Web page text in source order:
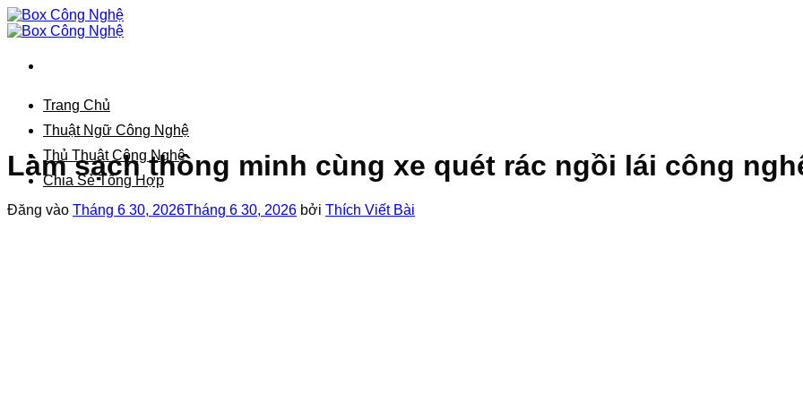
Bỏ
qua
dung
Trang Chủ
Thuật Ngữ Công Nghệ
Thủ Thuật Công Nghệ
Chia Sẻ Tổng Hợp
Làm sạch thông minh cùng xe quét rác ngồi lái công
Đăng vào Tháng 6 30, 2026Tháng 6 30, 2026 bởi Thích Viết Bài